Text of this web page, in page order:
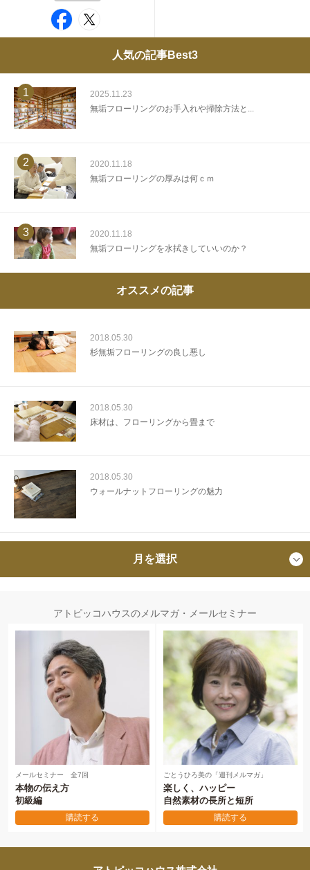
人気の記事Best3
1
2025.11.23
無垢フローリングのお手入れや掃除方法と...
2
2020.11.18
無垢フローリングの厚みは何ｃｍ
3
2020.11.18
無垢フローリングを水拭きしていいのか？
オススメの記事
2018.05.30
杉無垢フローリングの良し悪し
2018.05.30
床材は、フローリングから畳まで
2018.05.30
ウォールナットフローリングの魅力
月を選択
アトピッコハウスのメルマガ・メールセミナー
メールセミナー 全7回
本物の伝え方
初級編
購読する
ごとうひろ美の「週刊メルマガ」
楽しく、ハッピー
自然素材の長所と短所
購読する